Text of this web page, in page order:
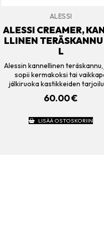
ALESSI
ALESSI CREAMER,
LLINEN
L
Alessin kannellinen
sopii kermakoksi tai
jälkiruoka kastikkeiden
60.00€
LISÄÄ OSTOSKORIIN